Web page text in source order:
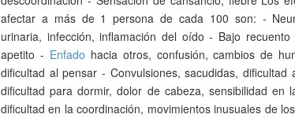
afectar a más de 1 persona de cada 100 son: -
urinaria, infección, inflamación del oído - Bajo
apetito - Enfado hacia otros, confusión, cambios de
dificultad al pensar - Convulsiones, sacudidas,
dificultad para dormir, dolor de cabeza, sensibilidad en
dificultad en la coordinación, movimientos inusuales de